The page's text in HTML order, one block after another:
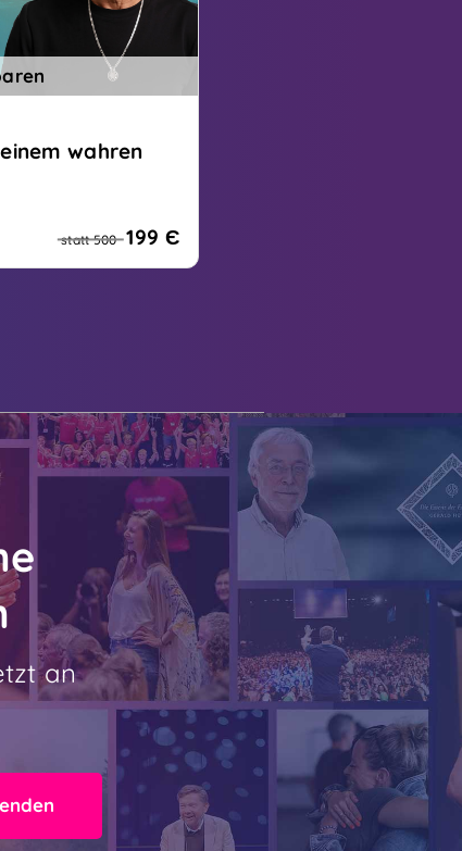
wahren
statt 500 199 Є
an